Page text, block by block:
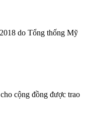
do Tổng thống Mỹ
cộng đồng được trao